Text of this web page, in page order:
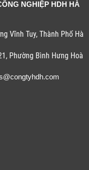
NGHIỆP HDH HÀ
Vĩnh Tuy, Thành Phố Hà
Phường Bình Hưng Hoà